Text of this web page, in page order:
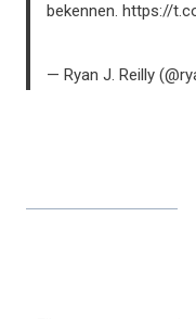
bekennen. https://
— Ryan J. Reilly